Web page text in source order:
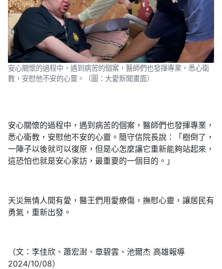
安心關懷的過程中，遇到病苦的個案，醫師們也發揮專業，悉心衛
教，安慰他不安的心靈。（圖：大愛新聞畫面）
安心關懷的過程中，遇到病苦的個案，醫師們也發揮專業，
悉心衛教，安慰他不安的心靈。簡守信院長說：「樹倒了，
一陣子以後就可以復原，但是心怎麼讓它重新能夠站起來，
這恐怕也就是安心家訪，最重要的一個目的。」
天災無情人間有愛，醫王們用愛療傷，撫慰心靈，讓居民有
勇氣，重新出發。
（文：李佳欣、蕭宏澍、章碧雲、池爾杰 高雄報導
2024/10/08）